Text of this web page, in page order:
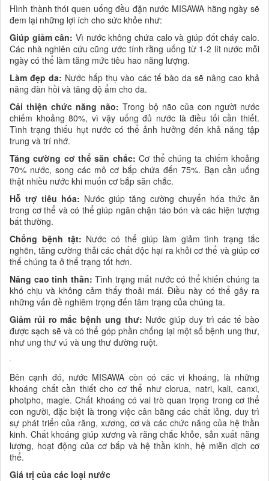
Hình thành thói quen uống đều đặn nước MISAWA hằng ngày sẽ
đem lại những lợi ích cho sức khỏe như:
Giúp giảm cân: Vì nước không chứa calo và giúp đốt cháy calo.
Các nhà nghiên cứu cũng ước tính rằng uống từ 1-2 lít nước mỗi
ngày có thể làm tăng mức tiêu hao năng lượng.
Làm đẹp da: Nước hấp thụ vào các tế bào da sẽ nâng cao khả
năng đàn hồi và tăng độ ẩm cho da.
Cải thiện chức năng não: Trong bộ não của con người nước
chiếm khoảng 80%, vì vậy uống đủ nước là điều tối cần thiết.
Tình trạng thiếu hụt nước có thể ảnh hưởng đến khả năng tập
trung và trí nhớ.
Tăng cường cơ thể săn chắc: Cơ thể chúng ta chiếm khoảng
70% nước, song các mô cơ bắp chứa đến 75%. Bạn cần uống
thật nhiều nước khi muốn cơ bắp săn chắc.
Hỗ trợ tiêu hóa: Nước giúp tăng cường chuyển hóa thức ăn
trong cơ thể và có thể giúp ngăn chặn táo bón và các hiện tượng
bất thường.
Chống bệnh tật: Nước có thể giúp làm giảm tình trạng tắc
nghẽn, tăng cường thải các chất độc hại ra khỏi cơ thể và giúp cơ
thể chúng ta ở thể trạng tốt hơn.
Nâng cao tinh thần: Tình trạng mất nước có thể khiến chúng ta
khó chịu và không cảm thấy thoải mái. Điều này có thể gây ra
những vấn đề nghiêm trọng đến tâm trạng của chúng ta.
Giảm rủi ro mắc bệnh ung thư: Nước giúp duy trì các tế bào
được sạch sẽ và có thể góp phần chống lại một số bệnh ung thư,
như ung thư vú và ung thư đường ruột.
Bên cạnh đó, nước MISAWA còn có các vi khoáng, là những
khoáng chất cần thiết cho cơ thể như clorua, natri, kali, canxi,
photpho, magie. Chất khoáng có vai trò quan trọng trong cơ thể
con người, đặc biệt là trong việc cân bằng các chất lỏng, duy trì
sự phát triển của răng, xương, cơ và các chức năng của hệ thần
kinh. Chất khoáng giúp xương và răng chắc khỏe, sản xuất năng
lượng, hoạt động của cơ bắp và hệ thần kinh, hệ miễn dịch cơ
thể.
Giá trị của các loại nước